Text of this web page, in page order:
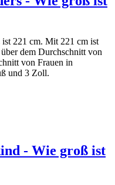
221 cm. Mit 221 cm ist
dem Durchschnitt von
von Frauen in
und 3 Zoll.
- Wie groß ist